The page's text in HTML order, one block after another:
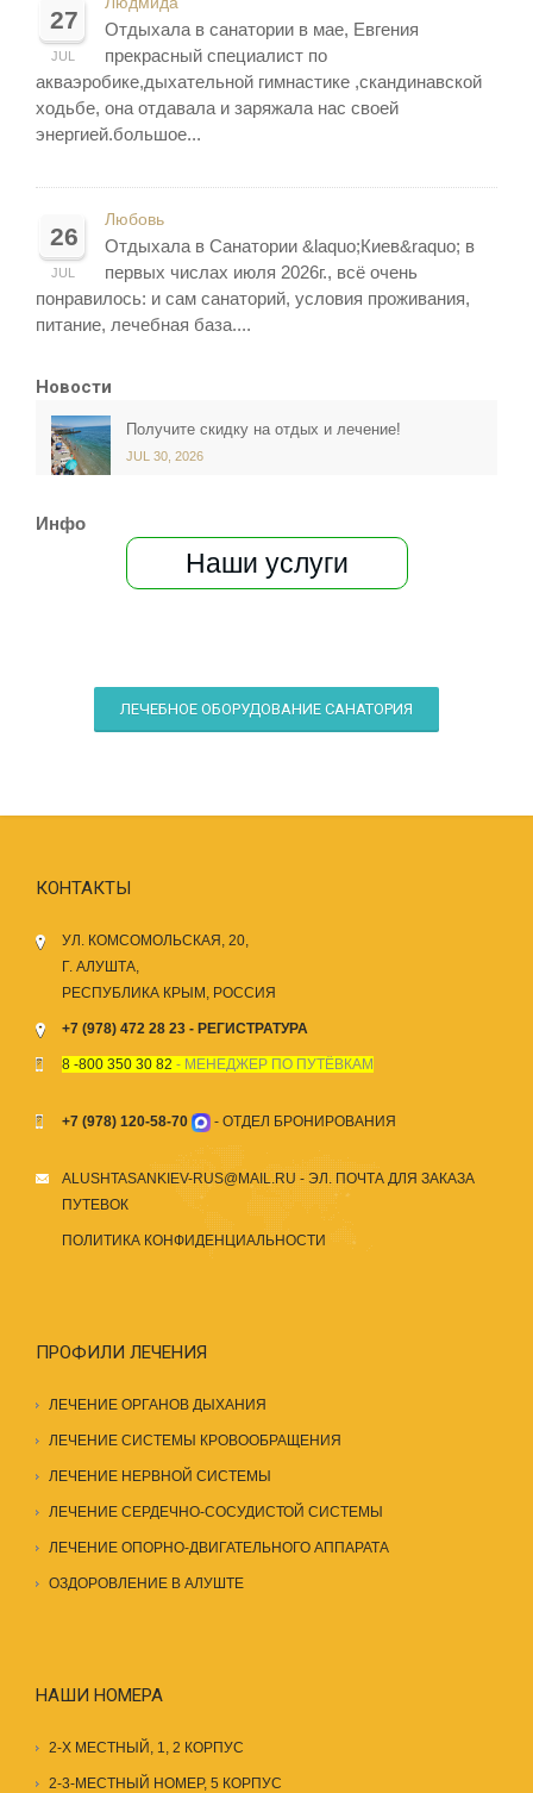
27
JUL
Отдыхала в санатории в мае, Евгения
прекрасный специалист по
акваэробике,дыхательной гимнастике ,скандинавской
ходьбе, она отдавала и заряжала нас своей
энергией.большое...
26
JUL
Любовь
Отдыхала в Санатории &laquo;Киев&raquo; в
первых числах июля 2026г., всё очень
понравилось: и сам санаторий, условия проживания,
питание, лечебная база....
Новости
Получите скидку на отдых и лечение!
JUL 30, 2026
Инфо
Наши услуги
ЛЕЧЕБНОЕ ОБОРУДОВАНИЕ САНАТОРИЯ
КОНТАКТЫ
УЛ. КОМСОМОЛЬСКАЯ, 20,
Г. АЛУШТА,
РЕСПУБЛИКА КРЫМ, РОССИЯ
+7 (978) 472 28 23 - РЕГИСТРАТУРА
8 -800 350 30 82 - МЕНЕДЖЕР ПО ПУТЁВКАМ
+7 (978) 120-58-70 - ОТДЕЛ БРОНИРОВАНИЯ
ALUSHTASANKIEV-RUS@MAIL.RU- ЭЛ. ПОЧТА ДЛЯ ЗАКАЗА
ПУТЕВОК
ПОЛИТИКА КОНФИДЕНЦИАЛЬНОСТИ
ПРОФИЛИ ЛЕЧЕНИЯ
ЛЕЧЕНИЕ ОРГАНОВ ДЫХАНИЯ
ЛЕЧЕНИЕ СИСТЕМЫ КРОВООБРАЩЕНИЯ
ЛЕЧЕНИЕ НЕРВНОЙ СИСТЕМЫ
ЛЕЧЕНИЕ СЕРДЕЧНО-СОСУДИСТОЙ СИСТЕМЫ
ЛЕЧЕНИЕ ОПОРНО-ДВИГАТЕЛЬНОГО АППАРАТА
ОЗДОРОВЛЕНИЕ В АЛУШТЕ
НАШИ НОМЕРА
2-Х МЕСТНЫЙ, 1, 2 КОРПУС
2-3-МЕСТНЫЙ НОМЕР, 5 КОРПУС